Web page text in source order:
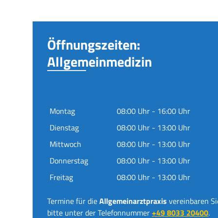
Öffnungszeiten:
Allgemeinmedizin
Montag
08:00 Uhr - 16:00 Uhr
Dienstag
08:00 Uhr - 13:00 Uhr
Mittwoch
08:00 Uhr - 13:00 Uhr
Donnerstag
08:00 Uhr - 13:00 Uhr
Freitag
08:00 Uhr - 13:00 Uhr
Termine für dieAllgemeinarztpraxis vereinbaren
bitte unter der Telefonnummer+49 8033 20400.